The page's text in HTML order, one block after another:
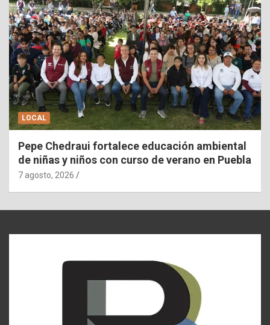
LOCAL
Pepe Chedraui fortalece educación ambiental
de niñas y niños con curso de verano en Puebla
7 agosto, 2026